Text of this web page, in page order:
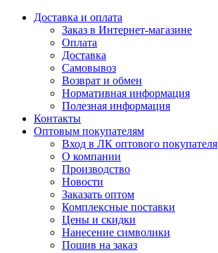
Доставка и оплата
Заказ в Интернет-магазине
Оплата
Доставка
Самовывоз
Возврат и обмен
Нормативная информация
Полезная информация
Контакты
Оптовым покупателям
Вход в ЛК оптового покупателя
О компании
Производство
Новости
Заказать оптом
Комплексные поставки
Цены и скидки
Нанесение символики
Пошив на заказ